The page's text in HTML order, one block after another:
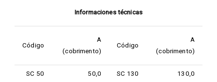
Informaciones técnicas
Código
A
(cobrimento)
Código
A
(cobrimento)
SC 50 50,0 SC 130 130,0